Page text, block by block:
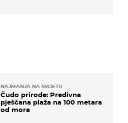
NAJMANJA NA SVIJETU
Čudo prirode: Predivna
pješčana plaža na 100 metara
od mora